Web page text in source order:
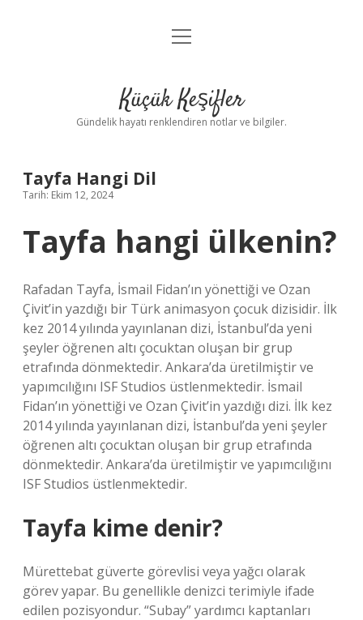
Anasayfa
Yasal Uyarı
menüyü
Küçük Keşifler
Gündelik hayatı renklendiren notlar ve bilgiler.
Tayfa Hangi Dil
Tarih: Ekim 12, 2024
Tayfa hangi ülkenin?
Rafadan Tayfa, İsmail Fidan’ın yönettiği ve Ozan
Çivit’in yazdığı bir Türk animasyon çocuk dizisidir. İlk
kez 2014 yılında yayınlanan dizi, İstanbul’da yeni
şeyler öğrenen altı çocuktan oluşan bir grup
etrafında dönmektedir. Ankara’da üretilmiştir ve
yapımcılığını ISF Studios üstlenmektedir. İsmail
Fidan’ın yönettiği ve Ozan Çivit’in yazdığı dizi. İlk kez
2014 yılında yayınlanan dizi, İstanbul’da yeni şeyler
öğrenen altı çocuktan oluşan bir grup etrafında
dönmektedir. Ankara’da üretilmiştir ve yapımcılığını
ISF Studios üstlenmektedir.
Tayfa kime denir?
Mürettebat güverte görevlisi veya yağcı olarak
görev yapar. Bu genellikle denizci terimiyle ifade
edilen pozisyondur. “Subay” yardımcı kaptanları